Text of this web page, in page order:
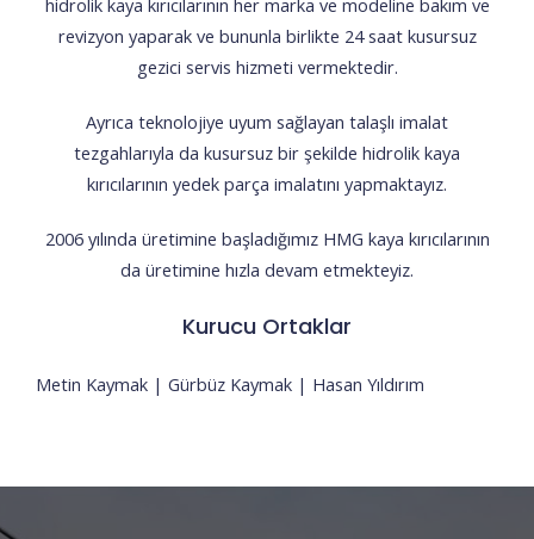
revizyon yaparak ve bununla birlikte 24 saat kusursuz
gezici servis hizmeti vermektedir.
Ayrıca teknolojiye uyum sağlayan talaşlı imalat
tezgahlarıyla da kusursuz bir şekilde hidrolik kaya
kırıcılarının yedek parça imalatını yapmaktayız.
2006 yılında üretimine başladığımız HMG kaya kırıcılarının
da üretimine hızla devam etmekteyiz.
Kurucu Ortaklar
Metin Kaymak | Gürbüz Kaymak | Hasan Yıldırım